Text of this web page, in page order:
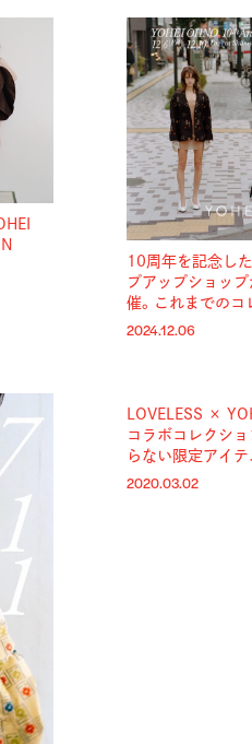
10周年を記念し
プアップショッ
催。これまでのコ
2024.12.06
LOVELESS ×
コラボコレクシ
らない限定アイテ
2020.03.02